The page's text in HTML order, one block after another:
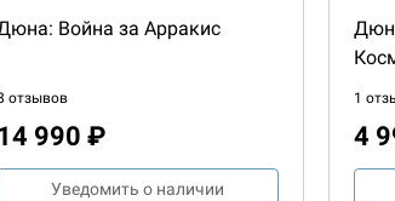
Война за Арракис
отзывов
990 ₽
Уведомить о наличии
1
4